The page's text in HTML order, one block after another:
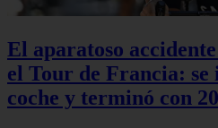
El aparatoso
el Tour de Francia:
coche y terminó con